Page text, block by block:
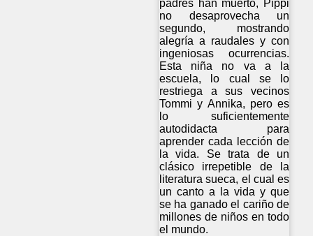
padres han muerto, Pippi
no desaprovecha un
segundo, mostrando
alegría a raudales y con
ingeniosas ocurrencias.
Esta niña no va a la
escuela, lo cual se lo
restriega a sus vecinos
Tommi y Annika, pero es
lo suficientemente
autodidacta para
aprender cada lección de
la vida. Se trata de un
clásico irrepetible de la
literatura sueca, el cual es
un canto a la vida y que
se ha ganado el cariño de
millones de niños en todo
el mundo.